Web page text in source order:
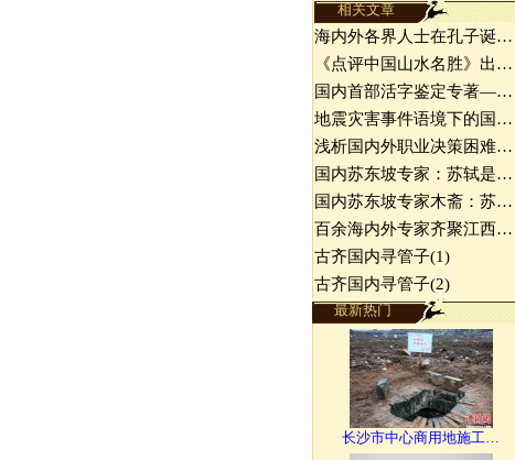
相关文章
海内外各界人士在孔子诞…
《点评中国山水名胜》出…
国内首部活字鉴定专著—…
地震灾害事件语境下的国…
浅析国内外职业决策困难…
国内苏东坡专家：苏轼是…
国内苏东坡专家木斋：苏…
百余海内外专家齐聚江西…
古齐国内寻管子(1)
古齐国内寻管子(2)
最新热门
长沙市中心商用地施工…